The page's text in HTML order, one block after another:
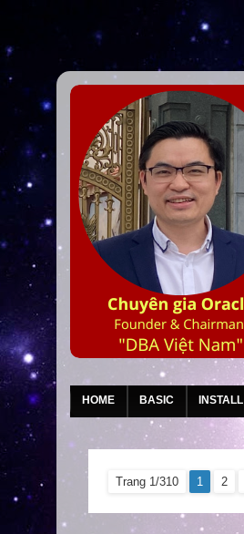
HOME BASIC INSTALL
Trang 1/310 1 2